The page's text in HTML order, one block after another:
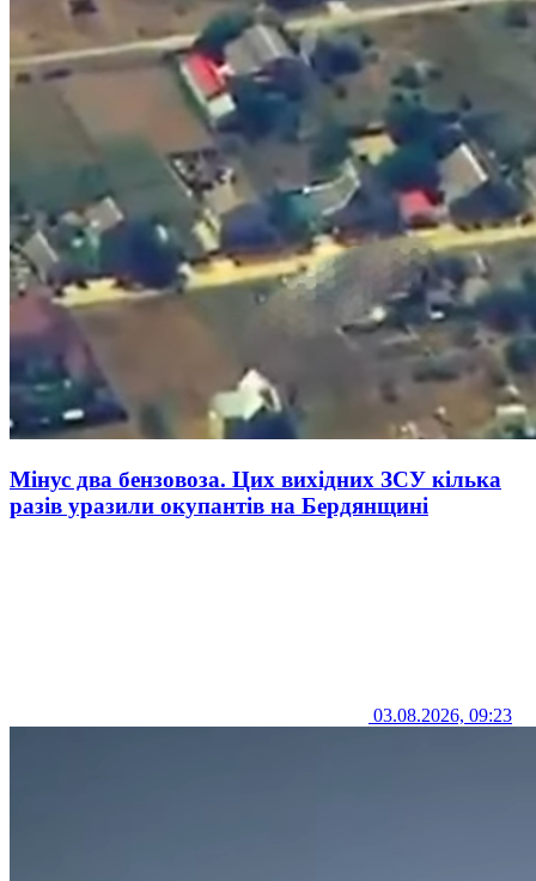
Мінус два бензовоза. Цих вихідних ЗСУ кілька
разів уразили окупантів на Бердянщині
03.08.2026, 09:23